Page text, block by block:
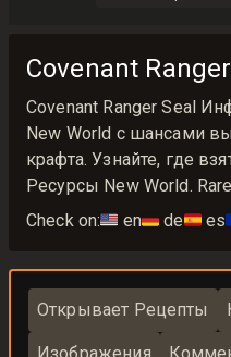
Covenant
Covenant Ranger Seal
New World с шансами
крафта. Узнайте, где
Ресурсы New World.
Check on:🇺🇸 en🇩🇪 de🇪🇸 es
Открывает Рецепты